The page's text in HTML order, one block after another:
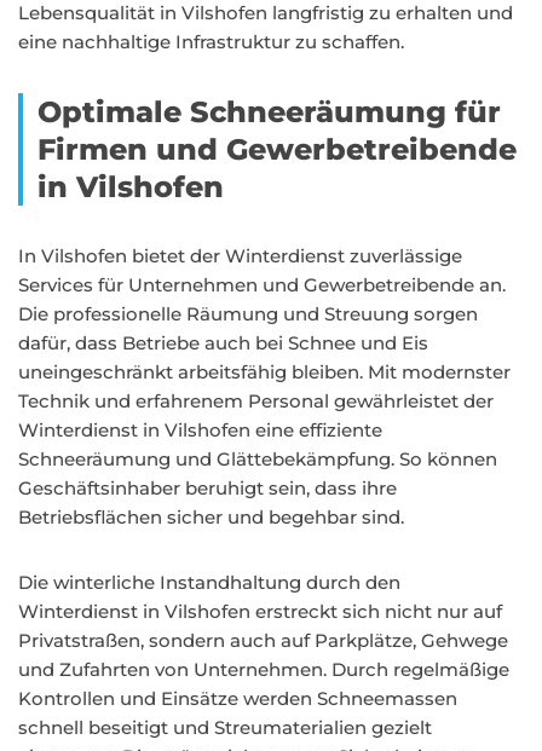
Lebensqualität in Vilshofen langfristig zu erhalten und
eine nachhaltige Infrastruktur zu schaffen.
Optimale Schneeräumung für
Firmen und Gewerbetreibende
in Vilshofen
In Vilshofen bietet der Winterdienst zuverlässige
Services für Unternehmen und Gewerbetreibende an.
Die professionelle Räumung und Streuung sorgen
dafür, dass Betriebe auch bei Schnee und Eis
uneingeschränkt arbeitsfähig bleiben. Mit modernster
Technik und erfahrenem Personal gewährleistet der
Winterdienst in Vilshofen eine effiziente
Schneeräumung und Glättebekämpfung. So können
Geschäftsinhaber beruhigt sein, dass ihre
Betriebsflächen sicher und begehbar sind.
Die winterliche Instandhaltung durch den
Winterdienst in Vilshofen erstreckt sich nicht nur auf
Privatstraßen, sondern auch auf Parkplätze, Gehwege
und Zufahrten von Unternehmen. Durch regelmäßige
Kontrollen und Einsätze werden Schneemassen
schnell beseitigt und Streumaterialien gezielt